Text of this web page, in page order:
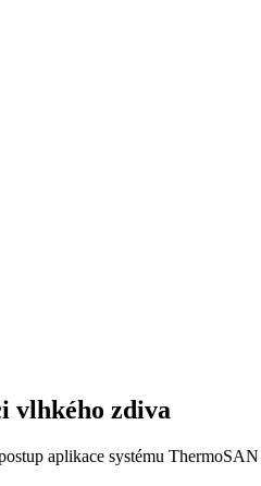
vlhkého zdiva
aplikace systému